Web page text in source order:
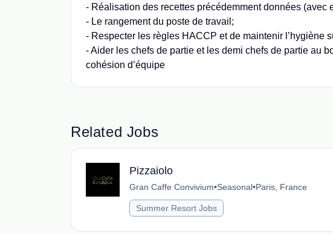
- Réalisation des recettes précédemment données (avec
- Le rangement du poste de travail;
- Respecter les règles HACCP et de maintenir l’hygiène
- Aider les chefs de partie et les demi chefs de partie au
cohésion d’équipe
Related Jobs
Pizzaiolo
Gran Caffe Convivium•Seasonal•Paris, France
Summer Resort Jobs